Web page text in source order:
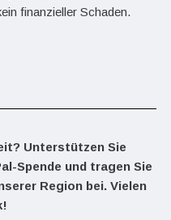
finanzieller Schaden.
Unterstützen Sie
Spende und tragen Sie
Region bei. Vielen